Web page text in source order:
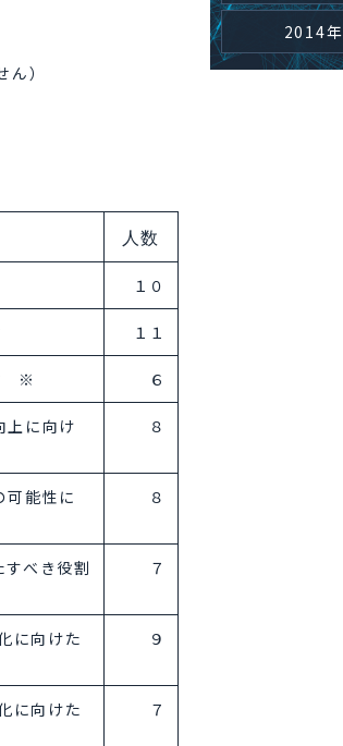
2014年
）
人数
１０
１１
※ ６
上に向け
８
可能性に
８
べき役割
７
に向けた
９
に向けた
７